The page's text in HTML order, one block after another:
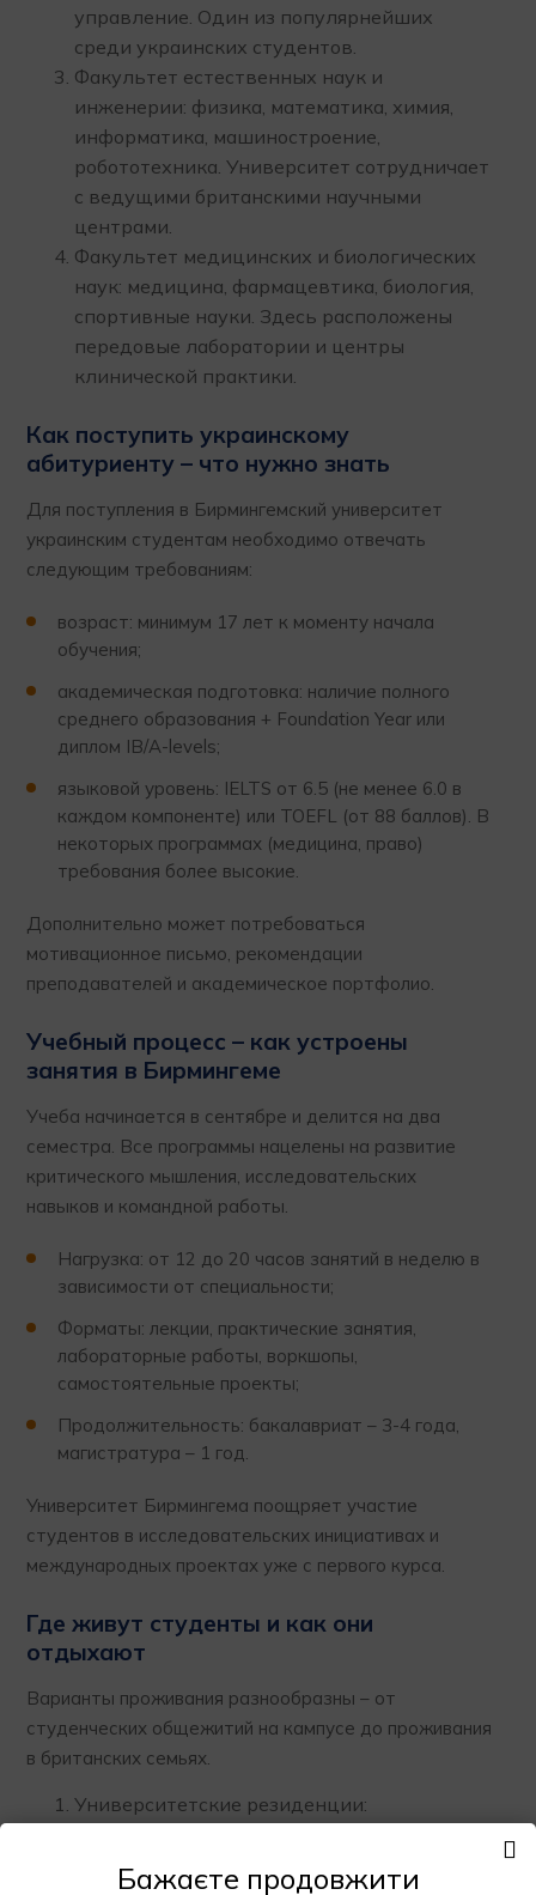
управление. Один из популярнейших
среди украинских студентов.
Факультет естественных наук и
инженерии: физика, математика, химия,
информатика, машиностроение,
робототехника. Университет сотрудничает
с ведущими британскими научными
центрами.
Факультет медицинских и биологических
наук: медицина, фармацевтика, биология,
спортивные науки. Здесь расположены
передовые лаборатории и центры
клинической практики.
Как поступить украинскому
абитуриенту – что нужно знать
Для поступления в Бирмингемский университет
украинским студентам необходимо отвечать
следующим требованиям:
возраст: минимум 17 лет к моменту начала
обучения;
академическая подготовка: наличие полного
среднего образования + Foundation Year или
диплом IB/A-levels;
языковой уровень: IELTS от 6.5 (не менее 6.0 в
каждом компоненте) или TOEFL (от 88 баллов). В
некоторых программах (медицина, право)
требования более высокие.
Дополнительно может потребоваться
мотивационное письмо, рекомендации
преподавателей и академическое портфолио.
Учебный процесс – как устроены
занятия в Бирмингеме
Учеба начинается в сентябре и делится на два
семестра. Все программы нацелены на развитие
критического мышления, исследовательских
навыков и командной работы.
Нагрузка: от 12 до 20 часов занятий в неделю в
зависимости от специальности;
Форматы: лекции, практические занятия,
лабораторные работы, воркшопы,
самостоятельные проекты;
Продолжительность: бакалавриат – 3-4 года,
магистратура – 1 год.
Университет Бирмингема поощряет участие
студентов в исследовательских инициативах и
международных проектах уже с первого курса.
Где живут студенты и как они
отдыхают
Варианты проживания разнообразны – от
студенческих общежитий на кампусе до проживания
в британских семьях.
Университетские резиденции:
ванной комнатой, общими кухнями и
Бажаєте продовжити